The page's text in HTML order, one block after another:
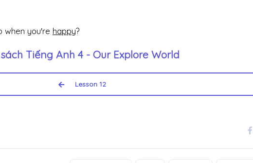
when you're happy?
Tiếng Anh 4 - Our Explore World
Lesson 12